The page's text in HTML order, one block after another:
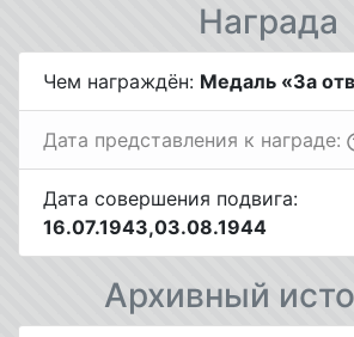
Награда
Чем награждён: Медаль «За
Дата представления к награде:
Дата совершения подвига:
16.07.1943,03.08.1944
Архивный